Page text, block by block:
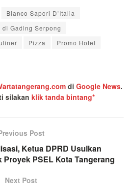
Bianco Sapori D’Italia
di Gading Serpong
Pizza
Promo Hotel
di Google News.
silakan klik tanda bintang*
Post
Ketua DPRD Usulkan
PSEL Kota Tangerang
Next Post